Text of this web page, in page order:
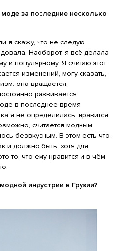
за последние несколько
я скажу, что не следую
Наоборот, я всё делала
и популярному. Я считаю этот
изменений, могу сказать,
она вращается,
развивается.
в последнее время
я не определилась, нравится
считается модным
безвкусным. В этом есть что-
и должно быть, хотя для
то, что ему нравится и в чём
индустрии в Грузии?